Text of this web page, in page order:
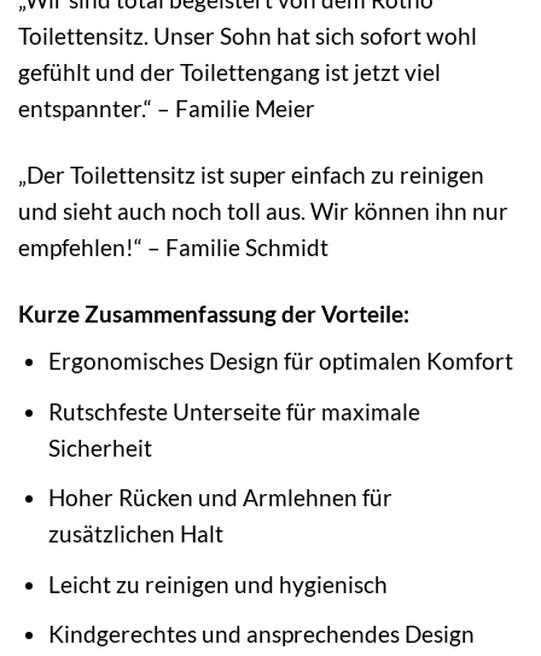
Toilettensitz. Unser Sohn hat sich sofort wohl
gefühlt und der Toilettengang ist jetzt viel
entspannter.“ – Familie Meier
„Der Toilettensitz ist super einfach zu reinigen
und sieht auch noch toll aus. Wir können ihn nur
empfehlen!“ – Familie Schmidt
Kurze Zusammenfassung der Vorteile:
Ergonomisches Design für optimalen Komfort
Rutschfeste Unterseite für maximale
Sicherheit
Hoher Rücken und Armlehnen für
zusätzlichen Halt
Leicht zu reinigen und hygienisch
Kindgerechtes und ansprechendes Design